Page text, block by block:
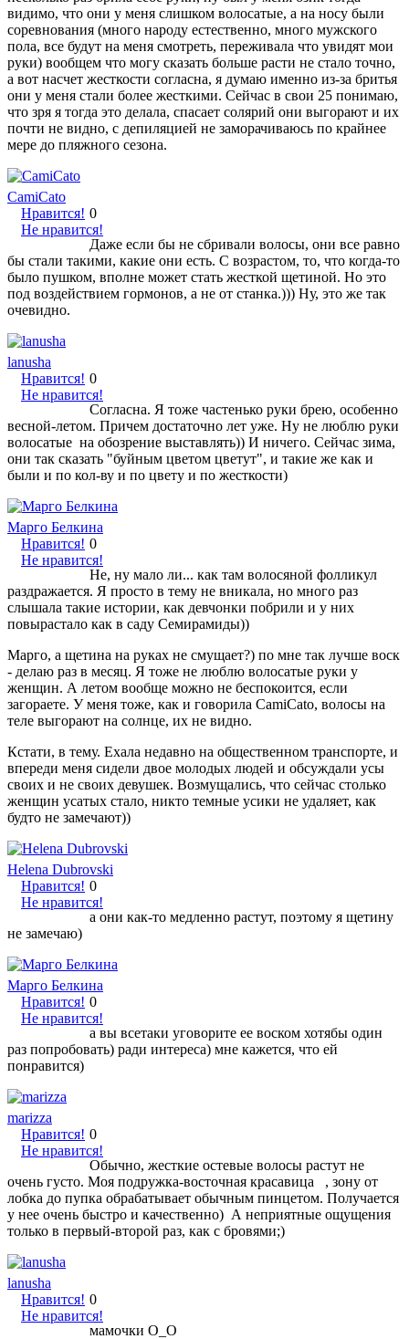
видимо, что они у меня слишком волосатые, а на носу были
соревнования (много народу естественно, много мужского
пола, все будут на меня смотреть, переживала что увидят мои
руки) вообщем что могу сказать больше расти не стало точно,
а вот насчет жесткости согласна, я думаю именно из-за бритья
они у меня стали более жесткими. Сейчас в свои 25 понимаю,
что зря я тогда это делала, спасает солярий они выгорают и их
почти не видно, с депиляцией не заморачиваюсь по крайнее
мере до пляжного сезона.
CamiCato
Нравится!
Не нравится!
0
Даже если бы не сбривали волосы, они все равно
бы стали такими, какие они есть. С возрастом, то, что когда-то
было пушком, вполне может стать жесткой щетиной. Но это
под воздействием гормонов, а не от станка.))) Ну, это же так
очевидно.
lanusha
Нравится!
Не нравится!
0
Согласна. Я тоже частенько руки брею, особенно
весной-летом. Причем достаточно лет уже. Ну не люблю руки
волосатые на обозрение выставлять)) И ничего. Сейчас зима,
они так сказать "буйным цветом цветут", и такие же как и
были и по кол-ву и по цвету и по жесткости)
Марго Белкина
Нравится!
Не нравится!
0
Не, ну мало ли... как там волосяной фолликул
раздражается. Я просто в тему не вникала, но много раз
слышала такие истории, как девчонки побрили и у них
повырастало как в саду Семирамиды))
Марго, а щетина на руках не смущает?) по мне так лучше воск
- делаю раз в месяц. Я тоже не люблю волосатые руки у
женщин. А летом вообще можно не беспокоится, если
загораете. У меня тоже, как и говорила CamiCato, волосы на
теле выгорают на солнце, их не видно.
Кстати, в тему. Ехала недавно на общественном транспорте, и
впереди меня сидели двое молодых людей и обсуждали усы
своих и не своих девушек. Возмущались, что сейчас столько
женщин усатых стало, никто темные усики не удаляет, как
будто не замечают))
Helena Dubrovski
Нравится!
Не нравится!
0
а они как-то медленно растут, поэтому я щетину
не замечаю)
Марго Белкина
Нравится!
Не нравится!
0
а вы всетаки уговорите ее воском хотябы один
раз попробовать) ради интереса) мне кажется, что ей
понравится)
marizza
Нравится!
Не нравится!
0
Обычно, жесткие остевые волосы растут не
очень густо. Моя подружка-восточная красавица , зону от
лобка до пупка обрабатывает обычным пинцетом. Получается
у нее очень быстро и качественно) А неприятные ощущения
только в первый-второй раз, как с бровями;)
lanusha
Нравится!
Не нравится!
0
мамочки О_О